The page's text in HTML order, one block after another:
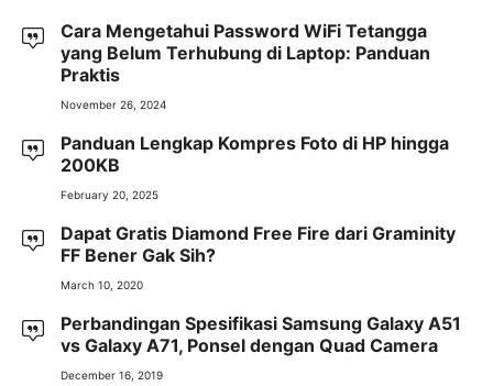
Cara Mengetahui Password WiFi Tetangga
yang Belum Terhubung di Laptop: Panduan
Praktis
November 26, 2024
Panduan Lengkap Kompres Foto di HP hingga
200KB
February 20, 2025
Dapat Gratis Diamond Free Fire dari Graminity
FF Bener Gak Sih?
March 10, 2020
Perbandingan Spesifikasi Samsung Galaxy A51
vs Galaxy A71, Ponsel dengan Quad Camera
December 16, 2019